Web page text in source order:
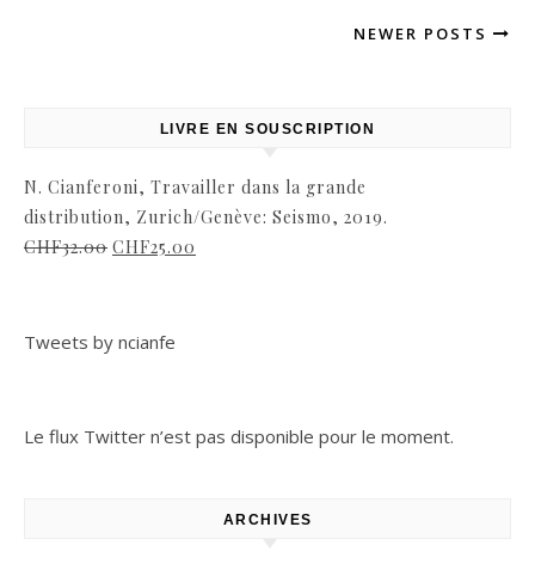
NEWER POSTS
LIVRE EN SOUSCRIPTION
N. Cianferoni, Travailler dans la grande
distribution, Zurich/Genève: Seismo, 2019.
CHF32.00 CHF25.00
Tweets by ncianfe
Le flux Twitter n’est pas disponible pour le moment.
ARCHIVES